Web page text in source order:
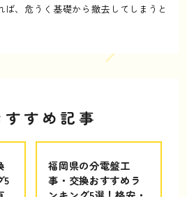
ば、危うく基礎から撤去してしまうと
すすめ記事
5
福岡県の分電盤工
事・交換おすすめラ